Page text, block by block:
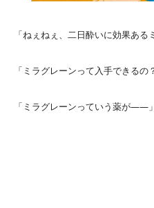
「ねぇねぇ、二日酔いに効果ある
「ミラグレーンって入手できるの
「ミラグレーンっていう薬が――」